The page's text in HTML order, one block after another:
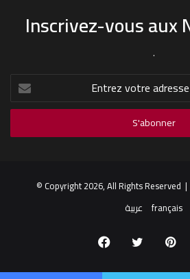
Inscrivez-vous aux
.
Entrez
votre
adresse
© Copyright 2026, All Rights Reserved |
عربية français
FacebookTwitter